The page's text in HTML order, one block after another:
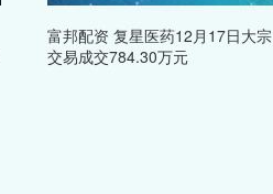
富邦配资 复星医药12月17日大宗
交易成交784.30万元